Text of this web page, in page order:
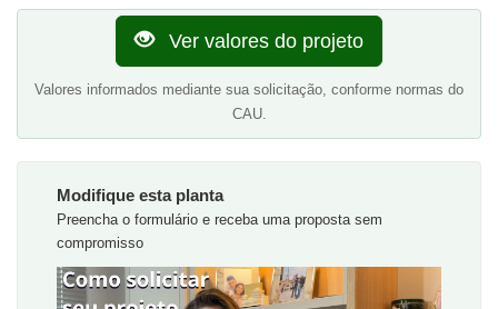
Ver valores do projeto
Valores informados mediante sua solicitação, conforme normas do
CAU.
Modifique esta planta
Preencha o formulário e receba uma proposta sem
compromisso